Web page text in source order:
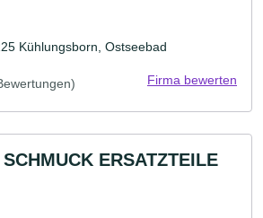
Kühlungsborn, Ostseebad
Firma bewerten
ERSATZTEILE